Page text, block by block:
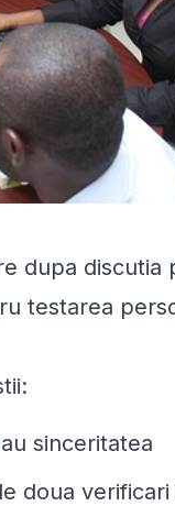
dupa discutia
testarea
sinceritatea
doua verificari